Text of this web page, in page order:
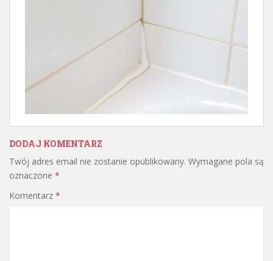
DODAJ KOMENTARZ
Twój adres email nie zostanie opublikowany. Wymagane pola są
oznaczone *
Komentarz *